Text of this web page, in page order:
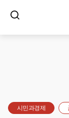
시민과경제